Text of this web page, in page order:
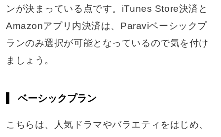
ンが決まっている点です。iTunes Store決済と
Amazonアプリ内決済は、Paraviベーシックプ
ランのみ選択が可能となっているので気を付け
ましょう。
ベーシックプラン
こちらは、人気ドラマやバラエティをはじめ、